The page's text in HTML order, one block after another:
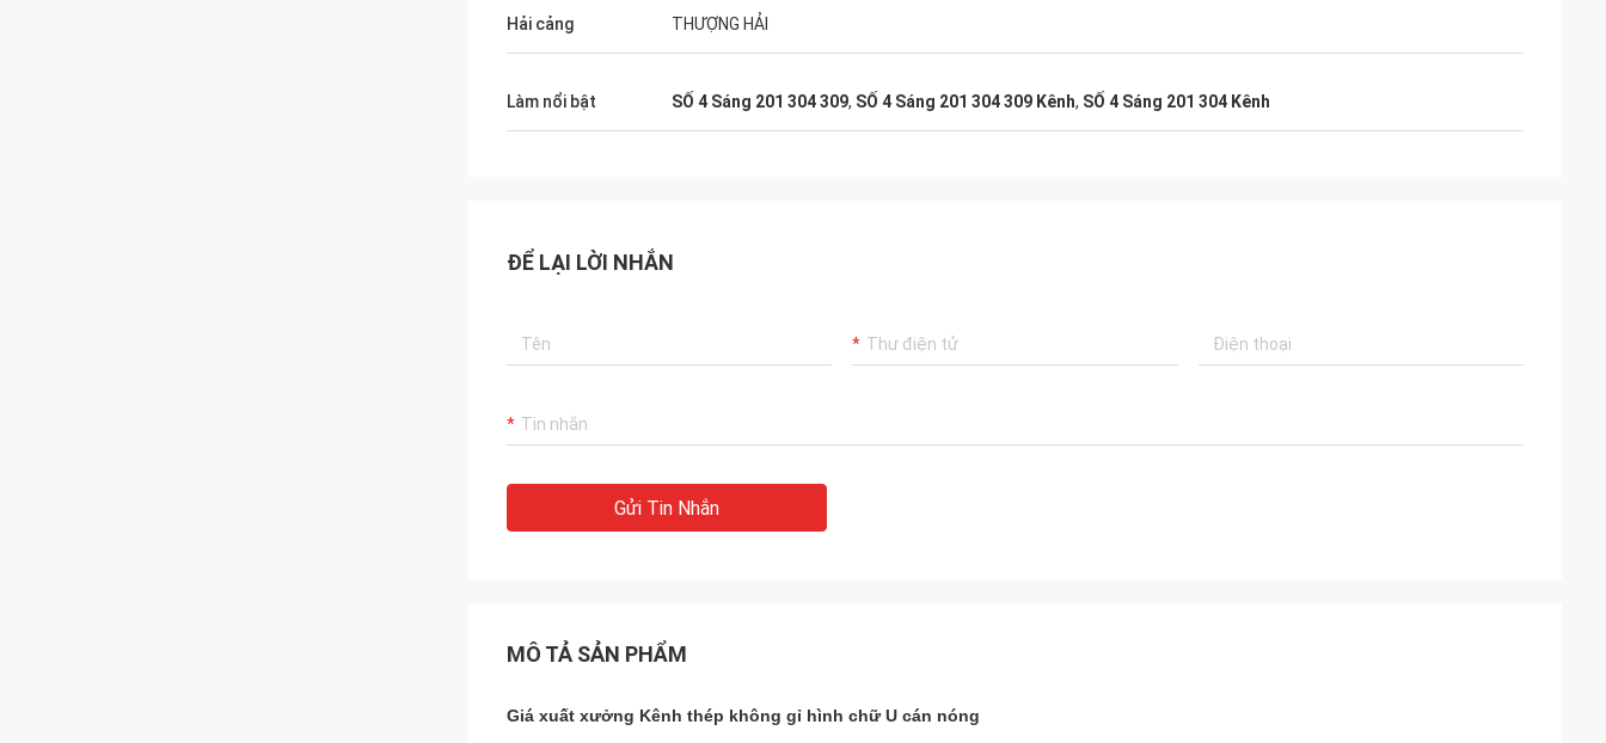
Hải cảng THƯỢNG HẢI
Làm nổi bật SỐ 4 Sáng 201 304 309, SỐ 4 Sáng 201 304 309 Kênh, SỐ 4 Sáng 201 304 Kênh
ĐỂ LẠI LỜI NHẮN
Gửi Tin Nhắn
MÔ TẢ SẢN PHẨM
Giá xuất xưởng Kênh thép không gỉ hình chữ U cán nóng